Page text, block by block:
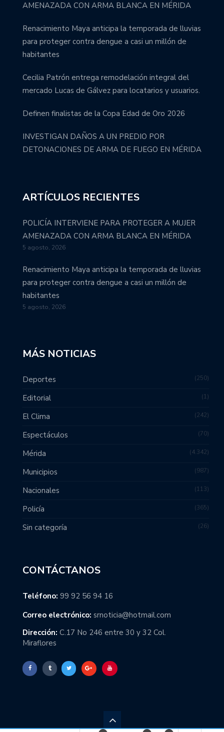
AMENAZADA CON ARMA BLANCA EN MÉRIDA
Renacimiento Maya anticipa la temporada de lluvias
para proteger contra dengue a casi un millón de
habitantes
Cecilia Patrón entrega remodelación integral del
mercado Lucas de Gálvez para locatarios y usuarios.
Definen finalistas de la Copa Edad de Oro 2026
INVESTIGAN DAÑOS A UN PREDIO POR
DETONACIONES DE ARMA DE FUEGO EN MÉRIDA
ARTÍCULOS RECIENTES
POLICÍA INTERVIENE PARA PROTEGER A MUJER
AMENAZADA CON ARMA BLANCA EN MÉRIDA
5 agosto, 2026
Renacimiento Maya anticipa la temporada de lluvias
para proteger contra dengue a casi un millón de
habitantes
5 agosto, 2026
MÁS NOTICIAS
Deportes 250
Editorial 1
El Clima 242
Espectáculos 70
Mérida 4.342
Municipios 987
Nacionales 113
Policía 365
Sin categoría 26
CONTÁCTANOS
Teléfono: 99 92 56 94 16
Correo electrónico: srnoticia@hotmail.com
Dirección: C.17 No 246 entre 30 y 32 Col.
Miraflores